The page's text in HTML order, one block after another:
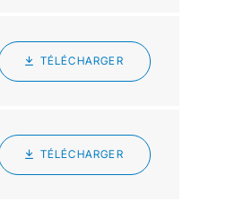
TÉLÉCHARGER
TÉLÉCHARGER